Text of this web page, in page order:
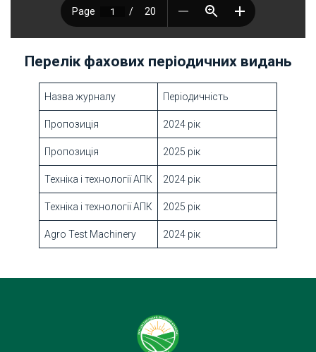
Перелік фахових періодичних видань
Назва журналу Періодичність
Пропозиція 2024 рік
Пропозиція 2025 рік
Техніка і технології АПК 2024 рік
Техніка і технології АПК 2025 рік
Agro Test Machinery 2024 рік